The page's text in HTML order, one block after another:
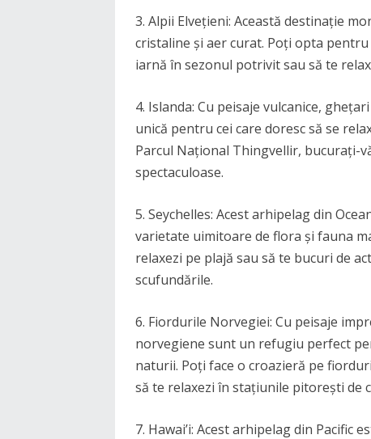
3. Alpii Elvețieni: Această destinație
cristaline și aer curat. Poți opta
iarnă în sezonul potrivit sau să te
4. Islanda: Cu peisaje vulcanice,
unică pentru cei care doresc să se
Parcul Național Thingvellir, bucurați-
spectaculoase.
5. Seychelles: Acest arhipelag din
varietate uimitoare de flora și fauna
relaxezi pe plajă sau să te bucuri de
scufundările.
6. Fiordurile Norvegiei: Cu peisaje
norvegiene sunt un refugiu perfect
naturii. Poți face o croazieră pe
să te relaxezi în stațiunile pitorești de
7. Hawai’i: Acest arhipelag din Pacific